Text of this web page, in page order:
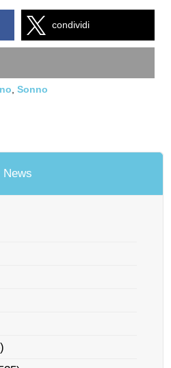
condividi
Sonno
News